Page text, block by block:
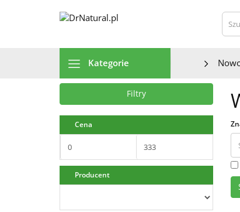
Kategorie
Filtry
Cena
Producent